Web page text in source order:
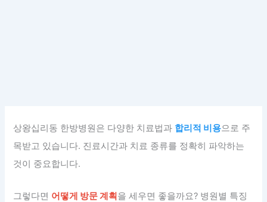
상왕십리동 한방병원은 다양한 치료법과 합리적 비용으로 주
목받고 있습니다. 진료시간과 치료 종류를 정확히 파악하는
것이 중요합니다.
그렇다면 어떻게 방문 계획을 세우면 좋을까요? 병원별 특징